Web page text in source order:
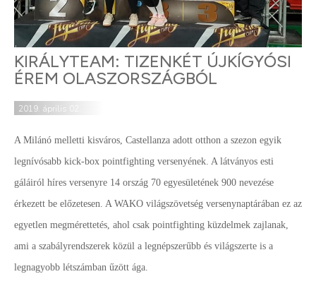
KIRÁLYTEAM: TIZENKÉT ÚJKÍGYÓSI
ÉREM OLASZORSZÁGBÓL
2019. április 02.
A Milánó melletti kisváros, Castellanza adott otthon a szezon egyik
legnívósabb kick-box pointfighting versenyének. A látványos esti
gáláiról híres versenyre 14 ország 70 egyesületének 900 nevezése
érkezett be előzetesen. A WAKO világszövetség versenynaptárában ez az
egyetlen megmérettetés, ahol csak pointfighting küzdelmek zajlanak,
ami a szabályrendszerek közül a legnépszerűbb és világszerte is a
legnagyobb létszámban űzött ága.